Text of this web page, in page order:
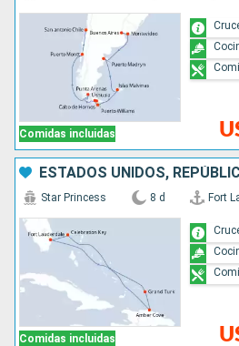
Comidas incluidas
Comidas incluidas
Star Princess 8 d Fort